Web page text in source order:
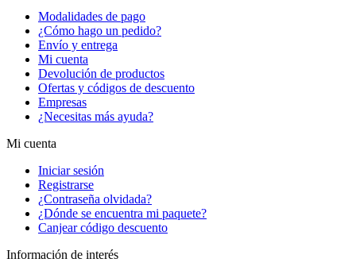
Modalidades de pago
¿Cómo hago un pedido?
Envío y entrega
Mi cuenta
Devolución de productos
Ofertas y códigos de descuento
Empresas
¿Necesitas más ayuda?
Mi cuenta
Iniciar sesión
Registrarse
¿Contraseña olvidada?
¿Dónde se encuentra mi paquete?
Canjear código descuento
Información de interés